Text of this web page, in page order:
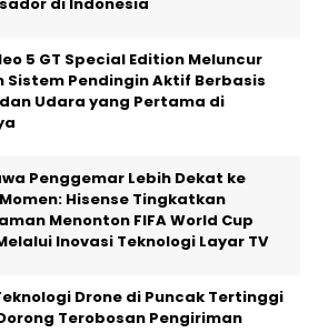
5 GT Special Edition Meluncur
Sistem Pendingin Aktif Berbasis
Udara yang Pertama di
Penggemar Lebih Dekat ke
Hisense Tingkatkan
Menonton FIFA World Cup
Inovasi Teknologi Layar TV
Drone di Puncak Tertinggi
Terobosan Pengiriman